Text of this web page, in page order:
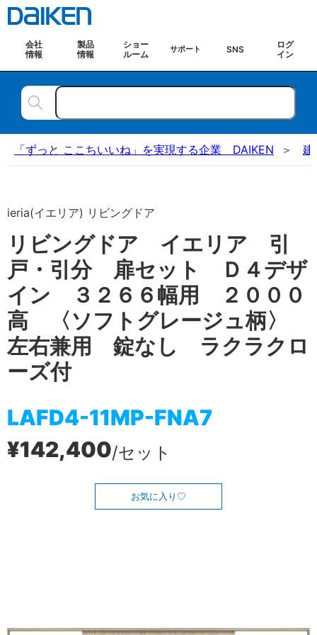
会社
情報
製品
情報
ショー
ルーム
サポート SNS
ログ
イン
「ずっと ここちいいね」を実現する企業 DAIKEN 建
ieria(イエリア) リビングドア
リビングドア イエリア 引
戸・引分 扉セット Ｄ４デザ
イン ３２６６幅用 ２０００
高 〈ソフトグレージュ柄〉
左右兼用 錠なし ラクラクロ
ーズ付
LAFD4-11MP-FNA7
¥142,400/セット
お気に入り